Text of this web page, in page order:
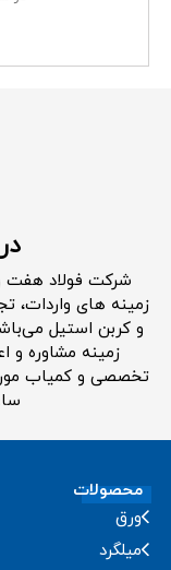
شرکت فولاد هفت
زمینه های واردات،
و کربن استیل
زمینه مشاوره
تخصصی و کمیاب
محصولات
ورق
میلگرد